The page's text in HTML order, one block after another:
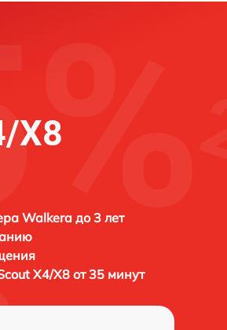
X8
Walkera до 3 лет
X4/X8 от 35 минут